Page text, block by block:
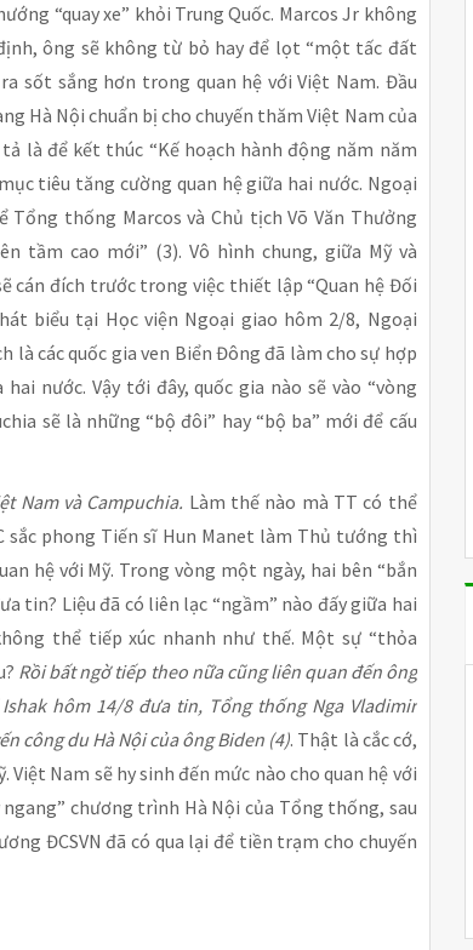
“quay xe” khỏi Trung Quốc. Marcos Jr không
ông sẽ không từ bỏ hay để lọt “một tấc đất
sốt sắng hơn trong quan hệ với Việt Nam. Đầu
Hà Nội chuẩn bị cho chuyến thăm Việt Nam của
là để kết thúc “Kế hoạch hành động năm năm
tiêu tăng cường quan hệ giữa hai nước. Ngoại
thống Marcos và Chủ tịch Võ Văn Thưởng
tầm cao mới” (3). Vô hình chung, giữa Mỹ và
cán đích trước trong việc thiết lập “Quan hệ Đối
biểu tại Học viện Ngoại giao hôm 2/8, Ngoại
là các quốc gia ven Biển Đông đã làm cho sự hợp
nước. Vậy tới đây, quốc gia nào sẽ vào “vòng
sẽ là những “bộ đôi” hay “bộ ba” mới để cấu
Nam và Campuchia. Làm thế nào mà TT có thể
sắc phong Tiến sĩ Hun Manet làm Thủ tướng thì
hệ với Mỹ. Trong vòng một ngày, hai bên “bắn
tin? Liệu đã có liên lạc “ngầm” nào đấy giữa hai
thể tiếp xúc nhanh như thế. Một sự “thỏa
Rồi bất ngờ tiếp theo nữa cũng liên quan đến ông
hôm 14/8 đưa tin, Tổng thống Nga Vladimir
công du Hà Nội của ông Biden (4). Thật là cắc cớ,
Nam sẽ hy sinh đến mức nào cho quan hệ với
chương trình Hà Nội của Tổng thống, sau
ĐCSVN đã có qua lại để tiền trạm cho chuyến